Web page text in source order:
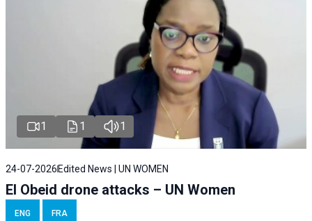
1 1 1
24-07-2026Edited News | UN WOMEN
El Obeid drone attacks – UN Women
ENG FRA